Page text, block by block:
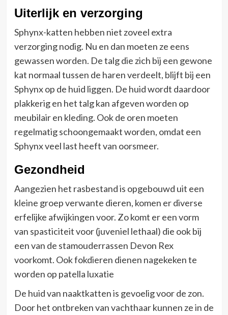
Uiterlijk en verzorging
Sphynx-katten hebben niet zoveel extra
verzorging nodig. Nu en dan moeten ze eens
gewassen worden. De talg die zich bij een gewone
kat normaal tussen de haren verdeelt, blijft bij een
Sphynx op de huid liggen. De huid wordt daardoor
plakkerig en het talg kan afgeven worden op
meubilair en kleding. Ook de oren moeten
regelmatig schoongemaakt worden, omdat een
Sphynx veel last heeft van oorsmeer.
Gezondheid
Aangezien het rasbestand is opgebouwd uit een
kleine groep verwante dieren, komen er diverse
erfelijke afwijkingen voor. Zo komt er een vorm
van spasticiteit voor (juveniel lethaal) die ook bij
een van de stamouderrassen Devon Rex
voorkomt. Ook fokdieren dienen nagekeken te
worden op patella luxatie
De huid van naaktkatten is gevoelig voor de zon.
Door het ontbreken van vachthaar kunnen ze in de